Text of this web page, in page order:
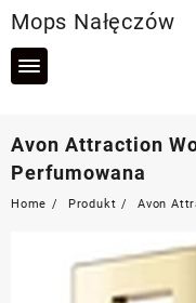
to
content
Mops Nałęczów
Avon Attraction
Perfumowana
Home Produkt Avon